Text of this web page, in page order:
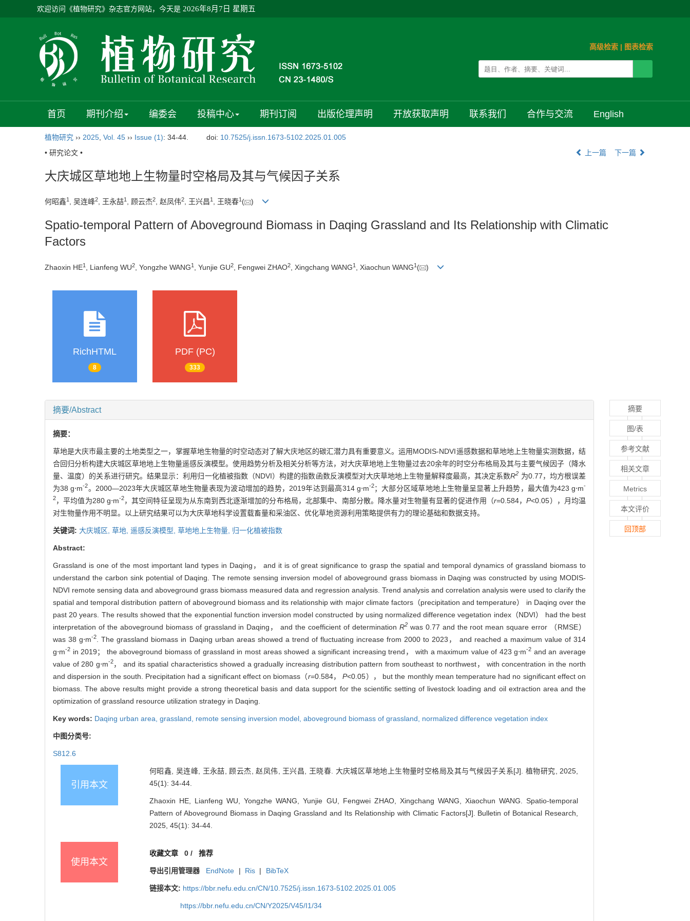
欢迎访问《植物研究》杂志官方网站，今天是 2026年8月7日 星期五
高级检索 | 图表检索
首页 期刊介绍 编委会 投稿中心 期刊订阅 出版伦理声明 开放获取声明 联系我们 合作与交流 English
植物研究 ›› 2025 Vol. 45 ›› Issue (1): 34-44. doi: 10.7525/j.issn.1673-5102.2025.01.005
• 研究论文 •
上一篇 下一篇
大庆城区草地地上生物量时空格局及其与气候因子关系
何昭鑫1 , 吴连峰2, 王永喆1 , 顾云杰2, 赵凤伟2, 王兴昌1 , 王晓春1 ( )
Spatio-temporal Pattern of Aboveground Biomass in Daqing Grassland and Its Relationship with Climatic
Factors
Zhaoxin HE1 , Lianfeng WU2 , Yongzhe WANG1 , Yunjie GU2 , Fengwei ZHAO2 , Xingchang WANG1 , Xiaochun WANG1 ( )
RichHTML
8
PDF (PC)
333
摘要/Abstract
摘要：
草地是大庆市最主要的土地类型之一，掌握草地生物量的时空动态对了解大庆地区的碳汇潜力具有重要意义。运用MODIS-NDVI遥感数据和草地地上生物量实测数据，结
合回归分析构建大庆城区草地地上生物量遥感反演模型。使用趋势分析及相关分析等方法，对大庆草地地上生物量过去20余年的时空分布格局及其与主要气候因子（降水
量、温度）的关系进行研究。结果显示：利用归一化植被指数（NDVI）构建的指数函数反演模型对大庆草地地上生物量解释度最高，其决定系数R2 为0.77，均方根误差
为38 g⋅m-2。2000—2023年大庆城区草地生物量表现为波动增加的趋势，2019年达到最高314 g⋅m-2；大部分区域草地地上生物量呈显著上升趋势，最大值为423 g⋅m-
2，平均值为280 g⋅m-2，其空间特征呈现为从东南到西北逐渐增加的分布格局，北部集中、南部分散。降水量对生物量有显著的促进作用（r=0.584，P<0.05），月均温
对生物量作用不明显。以上研究结果可以为大庆草地科学设置载畜量和采油区、优化草地资源利用策略提供有力的理论基础和数据支持。
关键词: 大庆城区, 草地, 遥感反演模型, 草地地上生物量, 归一化植被指数
Abstract:
Grassland is one of the most important land types in Daqing， and it is of great significance to grasp the spatial and temporal dynamics of grassland biomass to
understand the carbon sink potential of Daqing. The remote sensing inversion model of aboveground grass biomass in Daqing was constructed by using MODIS-
NDVI remote sensing data and aboveground grass biomass measured data and regression analysis. Trend analysis and correlation analysis were used to clarify the
spatial and temporal distribution pattern of aboveground biomass and its relationship with major climate factors（precipitation and temperature） in Daqing over the
past 20 years. The results showed that the exponential function inversion model constructed by using normalized difference vegetation index（NDVI） had the best
interpretation of the aboveground biomass of grassland in Daqing， and the coefficient of determination R2was 0.77 and the root mean square error （RMSE）
was 38 g⋅m-2
. The grassland biomass in Daqing urban areas showed a trend of fluctuating increase from 2000 to 2023， and reached a maximum value of 314
g⋅m-2 in 2019； the aboveground biomass of grassland in most areas showed a significant increasing trend， with a maximum value of 423 g⋅m-2 and an average
value of 280 g⋅m-2， and its spatial characteristics showed a gradually increasing distribution pattern from southeast to northwest， with concentration in the north
and dispersion in the south. Precipitation had a significant effect on biomass（r=0.584，P<0.05）， but the monthly mean temperature had no significant effect on
biomass. The above results might provide a strong theoretical basis and data support for the scientific setting of livestock loading and oil extraction area and the
optimization of grassland resource utilization strategy in Daqing.
Key words: Daqing urban area, grassland, remote sensing inversion model, aboveground biomass of grassland, normalized difference vegetation index
中图分类号:
S812.6
引用本文
何昭鑫, 吴连峰, 王永喆, 顾云杰, 赵凤伟, 王兴昌, 王晓春. 大庆城区草地地上生物量时空格局及其与气候因子关系[J]. 植物研究, 2025,
45(1): 34-44.
Zhaoxin HE, Lianfeng WU, Yongzhe WANG, Yunjie GU, Fengwei ZHAO, Xingchang WANG, Xiaochun WANG. Spatio-temporal
Pattern of Aboveground Biomass in Daqing Grassland and Its Relationship with Climatic Factors[J]. Bulletin of Botanical Research,
2025, 45(1): 34-44.
使用本文
收藏文章 0 /推荐
导出引用管理器 EndNote | Ris | BibTeX
链接本文: https://bbr.nefu.edu.cn/CN/10.7525/j.issn.1673-5102.2025.01.005
https://bbr.nefu.edu.cn/CN/Y2025/V45/I1/34
摘要
图/表
参考文献
相关文章
Metrics
本文评价
回顶部